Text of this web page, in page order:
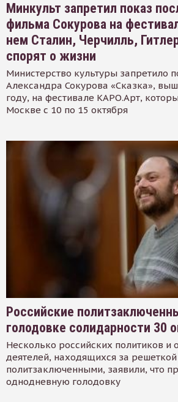
Минкульт запретил показ
фильма Сокурова на
нем Сталин, Черчилль,
спорят о жизни
Министерство культуры запретило
Александра Сокурова «Сказка»,
году, на фестивале КАРО.Арт,
Москве с 10 по 15 октября
Российские
голодовке солидарности 30
Несколько российских политиков и
деятелей, находящихся за
политзаключенными, заявили, что
однодневную голодовку